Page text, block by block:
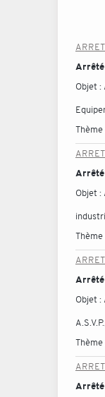
Arrêté
Objet :
Thème
Arrêté
Objet :
Thème
Arrêté
Objet :
Thème
Arrêté